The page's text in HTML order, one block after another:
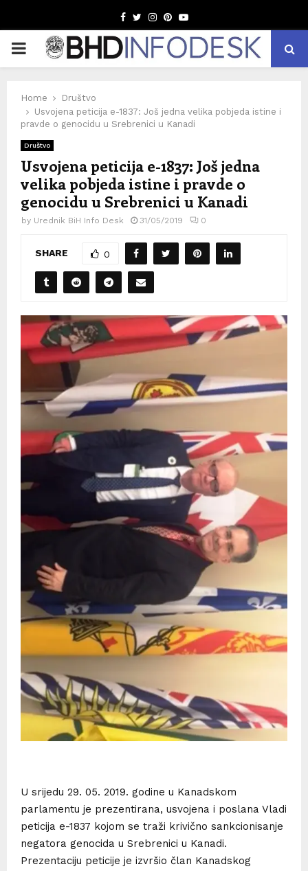
Facebook
TwitterInstagram
Pinterest
Youtube
PRIMARY
Home
Društvo
Usvojena peticija e-1837: Još jedna velika pobjeda istine i
pravde o genocidu u Srebrenici u Kanadi
Društvo
Usvojena peticija e-1837: Još jedna
velika pobjeda istine i pravde o
genocidu u Srebrenici u Kanadi
by Urednik BiH Info Desk 31/05/2019 0
SHARE 0
U srijedu 29. 05. 2019. godine u Kanadskom
parlamentu je prezentirana, usvojena i poslana Vladi
peticija e-1837 kojom se traži krivično sankcionisanje
negatora genocida u Srebrenici u Kanadi.
Prezentaciju peticije je izvršio član Kanadskog